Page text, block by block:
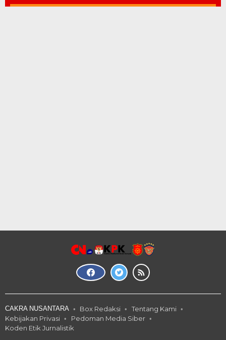
CAKRA NUSANTARA Box Redaksi
Tentang Kami
Kebijakan Privasi
Pedoman Media Siber
Koden Etik Jurnalistik